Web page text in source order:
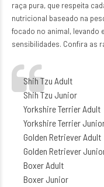
raça pura, que respeita
nutricional baseado na
focado no animal, levando
sensibilidades. Confira as
Shih Tzu Adult
Shih Tzu Junior
Yorkshire Terrier Adult
Yorkshire Terrier
Golden Retriever Adult
Golden Retriever
Boxer Adult
Boxer Junior